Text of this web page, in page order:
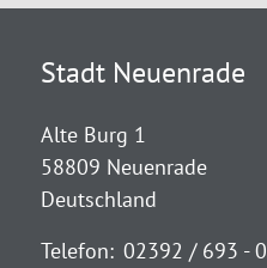
Stadt Neuenrade
Alte Burg 1
58809 Neuenrade
Deutschland
Telefon: 02392 / 693 - 0